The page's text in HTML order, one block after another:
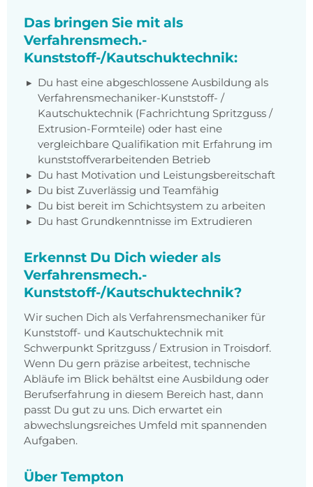
Das bringen Sie mit als
Verfahrensmech.-
Kunststoff-/Kautschuktechnik:
Du hast eine abgeschlossene Ausbildung als
Verfahrensmechaniker-Kunststoff- /
Kautschuktechnik (Fachrichtung Spritzguss /
Extrusion-Formteile) oder hast eine
vergleichbare Qualifikation mit Erfahrung im
kunststoffverarbeitenden Betrieb
Du hast Motivation und Leistungsbereitschaft
Du bist Zuverlässig und Teamfähig
Du bist bereit im Schichtsystem zu arbeiten
Du hast Grundkenntnisse im Extrudieren
Erkennst Du Dich wieder als
Verfahrensmech.-
Kunststoff-/Kautschuktechnik?
Wir suchen Dich als Verfahrensmechaniker für
Kunststoff- und Kautschuktechnik mit
Schwerpunkt Spritzguss / Extrusion in Troisdorf.
Wenn Du gern präzise arbeitest, technische
Abläufe im Blick behältst eine Ausbildung oder
Berufserfahrung in diesem Bereich hast, dann
passt Du gut zu uns. Dich erwartet ein
abwechslungsreiches Umfeld mit spannenden
Aufgaben.
Über Tempton